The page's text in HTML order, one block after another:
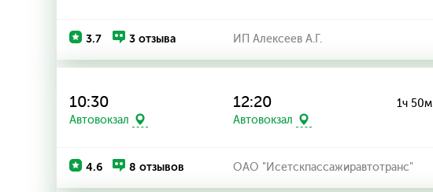
3.7 3 отзыва ИП Алексеев А.Г.
10:30
Автовокзал
12:20
Автовокзал
1ч 50м
4.6 8 отзывов ОАО "Исетскпассажиравтотранс"